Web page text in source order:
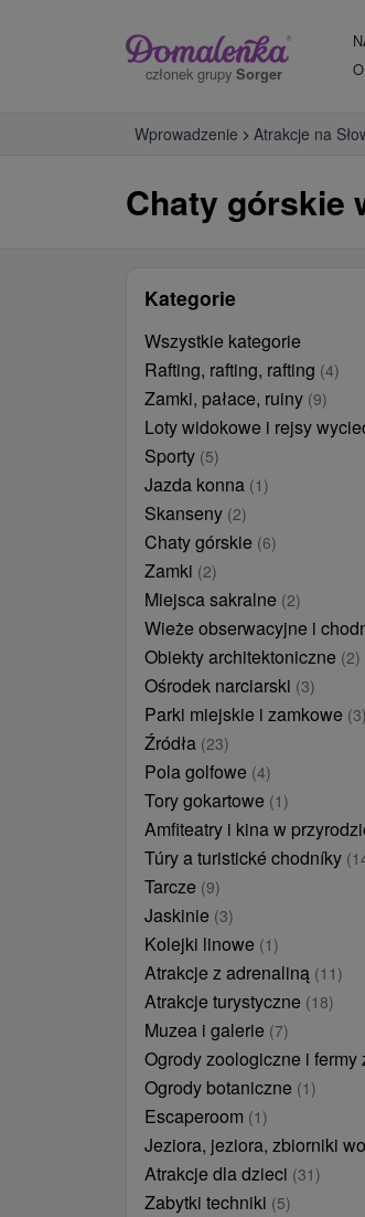
członek grupy Sorger
Wprowadzenie Atrakcje na
Chaty górskie
Kategorie
Wszystkie kategorie
Rafting, rafting, rafting (4)
Zamki, pałace, ruiny (9)
Loty widokowe i rejsy
Sporty (5)
Jazda konna (1)
Skanseny (2)
Chaty górskie (6)
Zamki (2)
Miejsca sakralne (2)
Wieże obserwacyjne i
Obiekty architektoniczne (2)
Ośrodek narciarski (3)
Parki miejskie i zamkowe (3)
Źródła (23)
Pola golfowe (4)
Tory gokartowe (1)
Amfiteatry i kina w
Túry a turistické chodníky
Tarcze (9)
Jaskinie (3)
Kolejki linowe (1)
Atrakcje z adrenaliną (11)
Atrakcje turystyczne (18)
Muzea i galerie (7)
Ogrody zoologiczne i fermy
Ogrody botaniczne (1)
Escaperoom (1)
Jeziora, jeziora, zbiorniki
Atrakcje dla dzieci (31)
Zabytki techniki (5)